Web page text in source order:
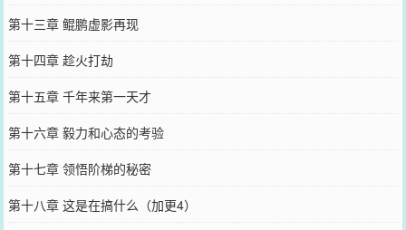
第十三章 鲲鹏虚影再现
第十四章 趁火打劫
第十五章 千年来第一天才
第十六章 毅力和心态的考验
第十七章 领悟阶梯的秘密
第十八章 这是在搞什么（加更4）